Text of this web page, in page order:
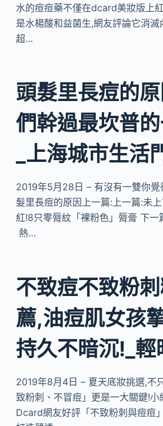
水的痘痘藥不僅在dcard美妝版上
是水楊酸和益菌生,網友評論它消
超…
頭髮里長痘的
們幹過最坎普
_上海城市生活
2019年5月28日 – 有沒有一雙你覺
髮里長痘的原因上一篇:上一篇:未
紅!8只零脣紋「裸粉色」脣膏 下一
熱…
不致痘不致粉
薦,油痘肌女孩
持久不暗沉!_
2019年8月4日 – 夏天底妝挑選,不
致粉刺、不冒痘」更是一大關鍵!小
Dcard網友好評「不致粉刺與痘痘